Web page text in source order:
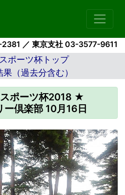
／ 東京支社 03-3577-9611
ポーツ杯トップ
（過去分含む）
ポーツ杯2018 ★
ー倶楽部 10月16日